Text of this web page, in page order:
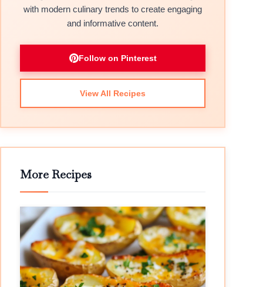
with modern culinary trends to create engaging
and informative content.
Follow on Pinterest
View All Recipes
More Recipes